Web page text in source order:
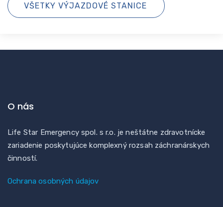
VŠETKY VÝJAZDOVÉ STANICE
O nás
Life Star Emergency spol. s r.o. je neštátne zdravotnícke
zariadenie poskytujúce komplexný rozsah záchranárskych
činností.
Ochrana osobných údajov